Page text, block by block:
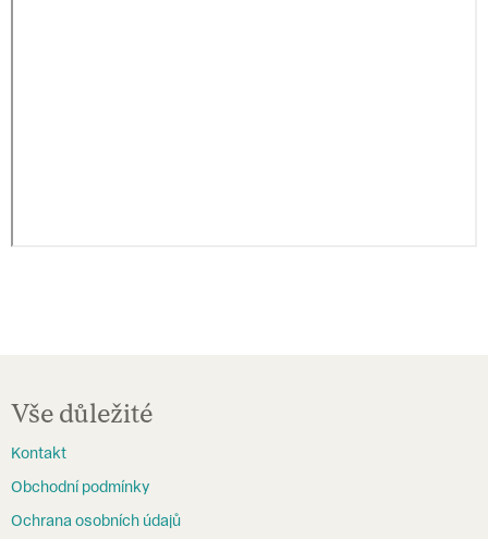
Vše důležité
Kontakt
Obchodní podmínky
Ochrana osobních údajů